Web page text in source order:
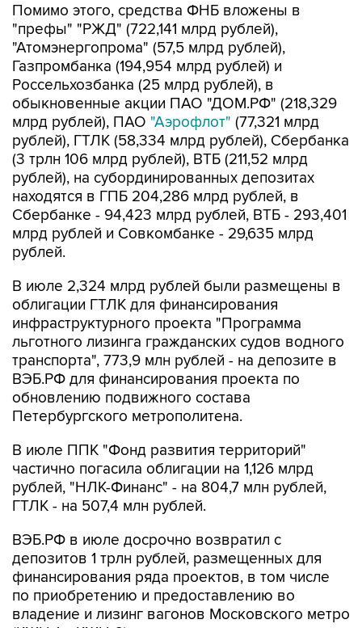
Помимо этого, средства ФНБ вложены в
"префы" "РЖД" (722,141 млрд рублей),
"Атомэнергопрома" (57,5 млрд рублей),
Газпромбанка (194,954 млрд рублей) и
Россельхозбанка (25 млрд рублей), в
обыкновенные акции ПАО "ДОМ.РФ" (218,329
млрд рублей), ПАО "Аэрофлот" (77,321 млрд
рублей), ГТЛК (58,334 млрд рублей), Сбербанка
(3 трлн 106 млрд рублей), ВТБ (211,52 млрд
рублей), на субординированных депозитах
находятся в ГПБ 204,286 млрд рублей, в
Сбербанке - 94,423 млрд рублей, ВТБ - 293,401
млрд рублей и Совкомбанке - 29,635 млрд
рублей.
В июле 2,324 млрд рублей были размещены в
облигации ГТЛК для финансирования
инфраструктурного проекта "Программа
льготного лизинга гражданских судов водного
транспорта", 773,9 млн рублей - на депозите в
ВЭБ.РФ для финансирования проекта по
обновлению подвижного состава
Петербургского метрополитена.
В июле ППК "Фонд развития территорий"
частично погасила облигации на 1,126 млрд
рублей, "НЛК-Финанс" - на 804,7 млн рублей,
ГТЛК - на 507,4 млн рублей.
ВЭБ.РФ в июле досрочно возвратил с
депозитов 1 трлн рублей, размещенных для
финансирования ряда проектов, в том числе
по приобретению и предоставлению во
владение и лизинг вагонов Московского метро